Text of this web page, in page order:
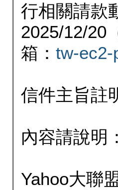
行相關請款
2025/12/20
箱： tw-ec2-
信件主旨註
內容請說明：
Yahoo大聯